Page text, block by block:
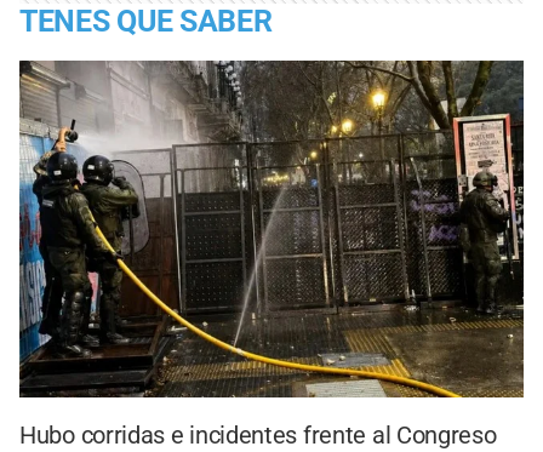
TENES QUE SABER
Hubo corridas e incidentes frente al Congreso